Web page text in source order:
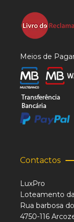
Meios de
Contactos
LuxPro
Loteamento
Rua barbosa
4750-116